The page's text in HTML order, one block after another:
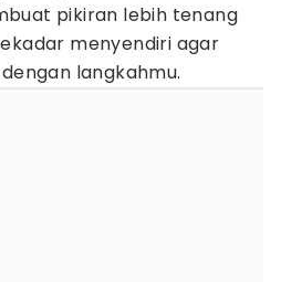
pikiran lebih tenang
menyendiri agar
langkahmu.